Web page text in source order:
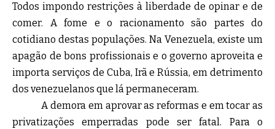
Todos impondo restrições à liberdade de opinar e de
comer. A fome e o racionamento são partes do
cotidiano destas populações. Na Venezuela, existe um
apagão de bons profissionais e o governo aproveita e
importa serviços de Cuba, Irã e Rússia, em detrimento
dos venezuelanos que lá permaneceram.
A demora em aprovar as reformas e em tocar as
privatizações emperradas pode ser fatal. Para o